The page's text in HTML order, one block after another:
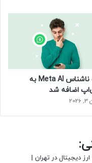
حالت ناشناس Meta AI به
اضافه شد
دیجیتال در تهران |